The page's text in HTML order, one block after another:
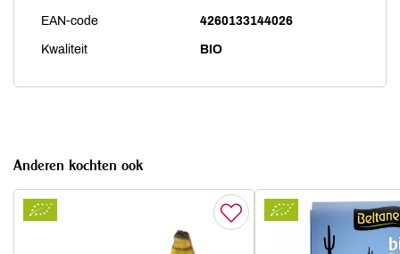
EAN-code 4260133144026
Kwaliteit BIO
Anderen kochten ook